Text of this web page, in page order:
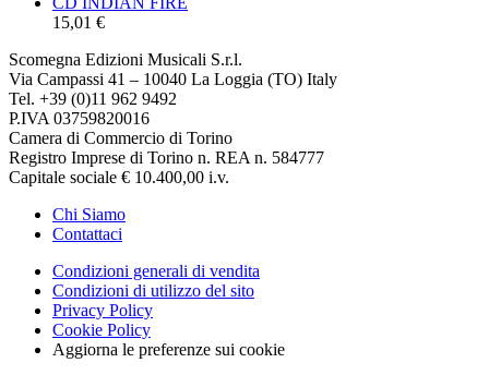
15,01 €
Scomegna Edizioni Musicali S.r.l.
Via Campassi 41 – 10040 La Loggia (TO) Italy
Tel. +39 (0)11 962 9492
P.IVA 03759820016
Camera di Commercio di Torino
Registro Imprese di Torino n. REA n. 584777
Capitale sociale € 10.400,00 i.v.
Chi Siamo
Contattaci
Condizioni generali di vendita
Condizioni di utilizzo del sito
Privacy Policy
Cookie Policy
Aggiorna le preferenze sui cookie